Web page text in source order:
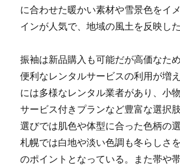
に合わせた暖かい素材や雪景色をイ
インが人気で、地域の風土を反映し
振袖は新品購入も可能だが高価なた
便利なレンタルサービスの利用が増
には多様なレンタル業者があり、小
サービス付きプランなど豊富な選択
選びでは肌色や体型に合った色柄の
札幌では白地や淡い色調も冬らしさ
のポイントとなっている。また帯や